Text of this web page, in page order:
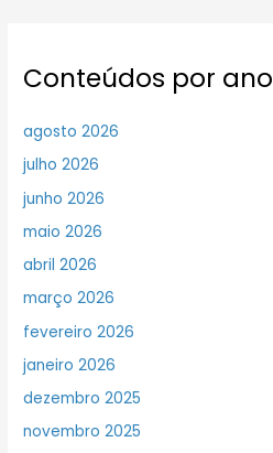
Conteúdos por ano
agosto 2026
julho 2026
junho 2026
maio 2026
abril 2026
março 2026
fevereiro 2026
janeiro 2026
dezembro 2025
novembro 2025